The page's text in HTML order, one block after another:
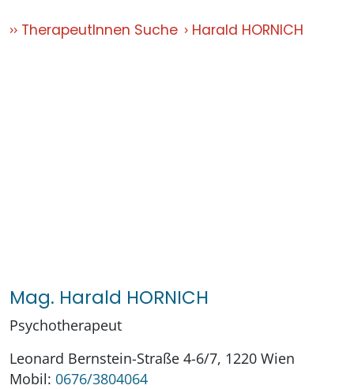
TherapeutInnen Suche Harald HORNICH
Mag. Harald HORNICH
Psychotherapeut
Leonard Bernstein-Straße 4-6/7, 1220 Wien
Mobil: 0676/3804064